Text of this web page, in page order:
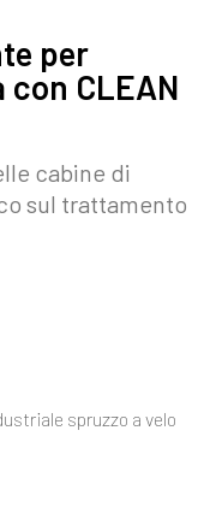
per
CLEAN
cabine di
sul trattamento
spruzzo a velo